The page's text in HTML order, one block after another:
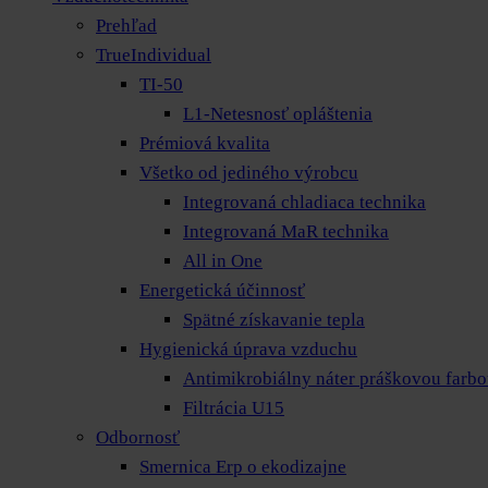
Prehľad
TrueIndividual
TI-50
L1-Netesnosť opláštenia
Prémiová kvalita
Všetko od jediného výrobcu
Integrovaná chladiaca technika
Integrovaná MaR technika
All in One
Energetická účinnosť
Spätné získavanie tepla
Hygienická úprava vzduchu
Antimikrobiálny náter práškovou
Filtrácia U15
Odbornosť
Smernica Erp o ekodizajne